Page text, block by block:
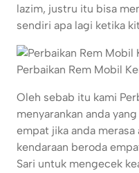
lazim, justru itu bisa
sendiri apa lagi ketika
Perbaikan Rem Mobil
Oleh sebab itu kami
menyarankan anda
empat jika anda
kendaraan beroda
Sari untuk mengecek